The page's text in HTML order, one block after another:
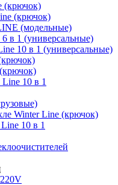
(крючок)
(крючок)
(модельные)
в 1 (универсальные)
10 в 1 (универсальные)
10 в 1
Winter Line (крючок)
10 в 1